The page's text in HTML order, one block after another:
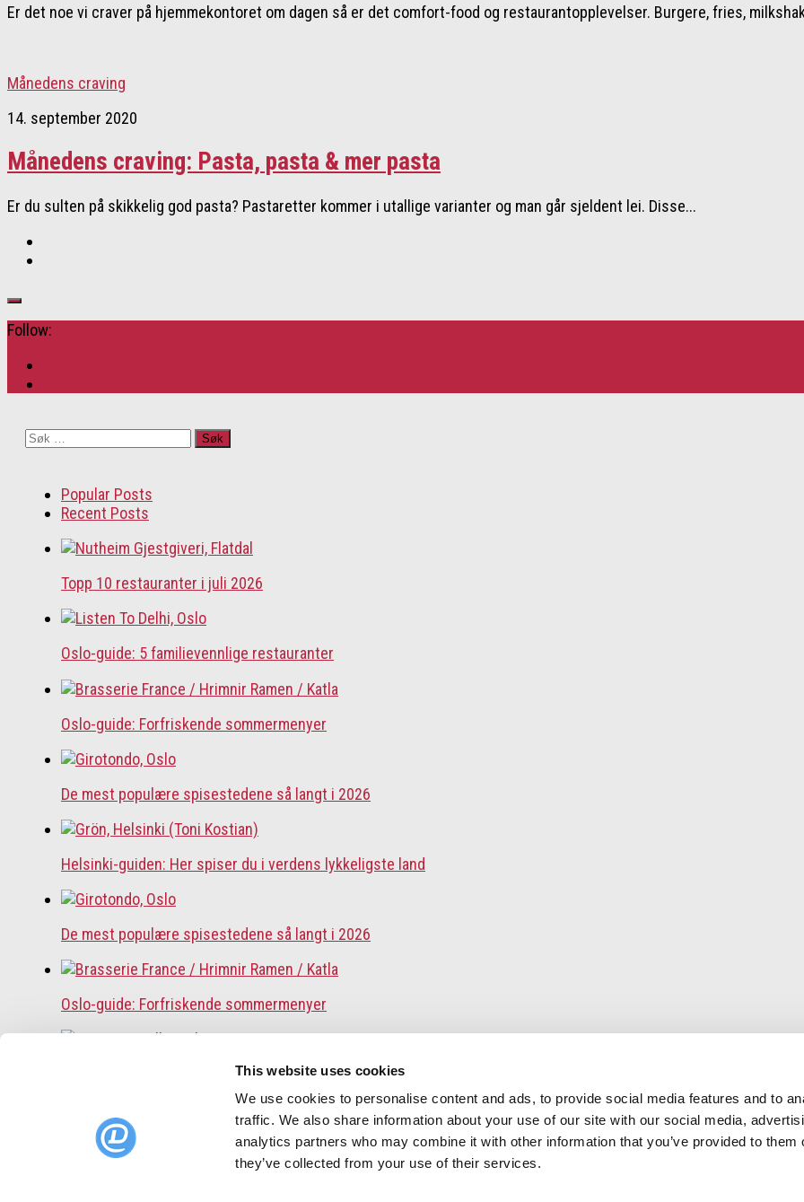
This website uses cookies
We use cookies to personalise content and ads, to provide social media features and to
traffic. We also share information about your use of our site with our social media,
analytics partners who may combine it with other information that you’ve provided to them
they’ve collected from your use of their services.
Er det noe vi craver på hjemmekontoret om dagen så er det comfort-food og restaurantopplevelser. Burgere, fries,
Månedens craving
14. september 2020
Månedens craving: Pasta, pasta & mer pasta
Er du sulten på skikkelig god pasta? Pastaretter kommer i utallige varianter og man går sjeldent lei. Disse...
Follow:
Søk
Popular Posts
Recent Posts
Topp 10 restauranter i juli 2026
Oslo-guide: 5 familievennlige restauranter
Oslo-guide: Forfriskende sommermenyer
De mest populære spisestedene så langt i 2026
Helsinki-guiden: Her spiser du i verdens lykkeligste land
De mest populære spisestedene så langt i 2026
Oslo-guide: Forfriskende sommermenyer
Oslo-guide: 5 familievennlige restauranter
Topp 10 restauranter i juli 2026